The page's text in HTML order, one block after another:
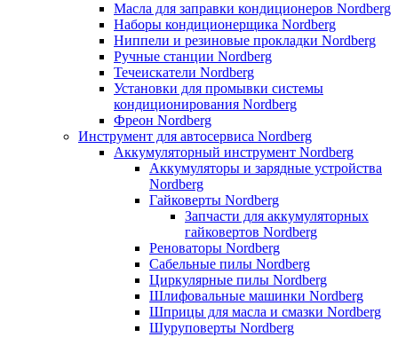
Масла для заправки кондиционеров Nordberg
Наборы кондиционерщика Nordberg
Ниппели и резиновые прокладки Nordberg
Ручные станции Nordberg
Течеискатели Nordberg
Установки для промывки системы
кондиционирования Nordberg
Фреон Nordberg
Инструмент для автосервиса Nordberg
Аккумуляторный инструмент Nordberg
Аккумуляторы и зарядные устройства
Nordberg
Гайковерты Nordberg
Запчасти для аккумуляторных
гайковертов Nordberg
Реноваторы Nordberg
Сабельные пилы Nordberg
Циркулярные пилы Nordberg
Шлифовальные машинки Nordberg
Шприцы для масла и смазки Nordberg
Шуруповерты Nordberg